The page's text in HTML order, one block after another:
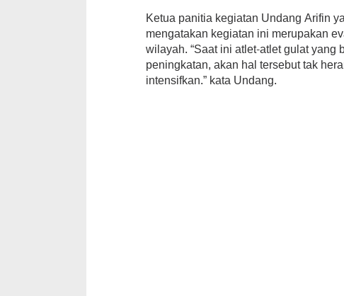
Ketua panitia kegiatan Undang Arifin
mengatakan kegiatan ini merupakan
wilayah. “Saat ini atlet-atlet gulat
peningkatan, akan hal tersebut tak
intensifkan.” kata Undang.